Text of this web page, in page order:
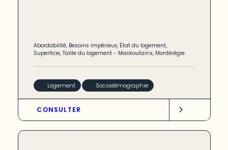
Abordabilité, Besoins impérieux, État du logement,
Superficie,Taille du logement - Maskoutains, Montérégie
Logement Sociodémographie
CONSULTER